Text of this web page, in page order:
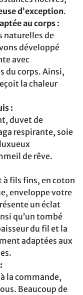
d’exception.
au corps :
naturelles de
développé
avec
du corps. Ainsi,
la chaleur
:
duvet de
respirante, soie
de rêve.
à fils fins, en coton
enveloppe votre
un éclat
qu’un tombé
du fil et la
adaptées aux
la commande,
Beaucoup de